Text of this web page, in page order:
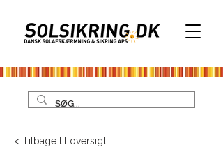
< Tilbage til oversigt